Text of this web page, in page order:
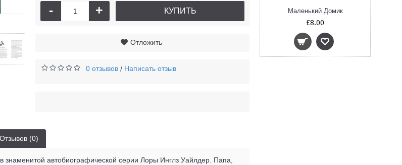
Маленький Домик
£8.00
- + КУПИТЬ
Отложить
0 отзывов / Написать отзыв
Отзывов (0)
знаменитой автобиографической серии Лоры Инглз Уайлдер. Папа,